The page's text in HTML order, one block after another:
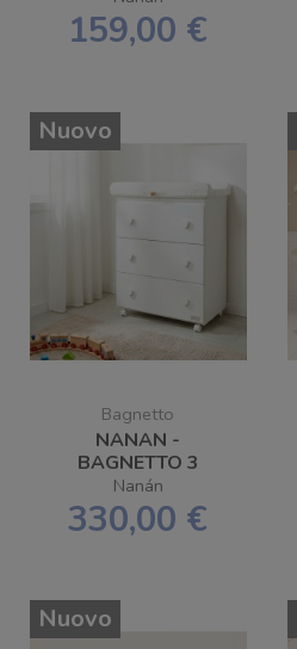
SPEDIZIONE
GRATUITA
159,00 €
Nuovo
Bagnetto
NANAN -
BAGNETTO 3
CASSETTI CON
POMELLI ORSETTO -
SPEDIZIONE
Nanán
330,00 €
Nuovo